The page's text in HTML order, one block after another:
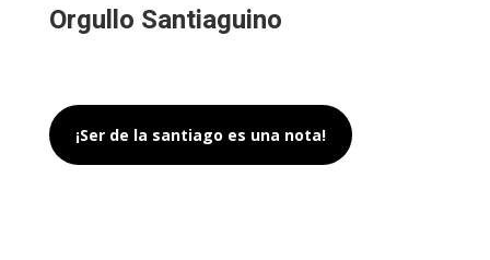
Orgullo Santiaguino
¡Ser de la santiago es una nota!